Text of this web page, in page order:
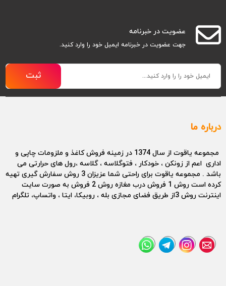
عضویت در خبرنامه
جهت عضویت در خبرنامه ایمیل خود را وارد کنید.
ثبت
درباره ما
مجموعه یاقوت از سال 1374 در زمینه فروش کاغذ و ملزومات چاپی و
اداری اعم از زونکن ، خودکار ، فتوگلاسه ، گلاسه ،رول های حرارتی می
باشد . مجموعه یاقوت برای راحتی شما عزیزان 3 روش سفارش گیری تهیه
کرده است روش 1 فروش درب مغازه روش 2 فروش به صورت سایت
اینترنت روش 3از طریق فضای مجازی بله ، روبیکا، ایتا ، واتساپ، تلگرام